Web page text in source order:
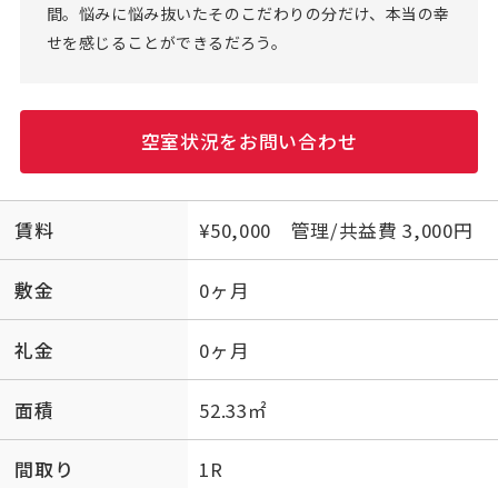
間。悩みに悩み抜いたそのこだわりの分だけ、本当の幸
せを感じることができるだろう。
空室状況をお問い合わせ
賃料 ¥50,000 管理/共益費 3,000円
敷金 0ヶ月
礼金 0ヶ月
面積 52.33㎡
間取り 1R